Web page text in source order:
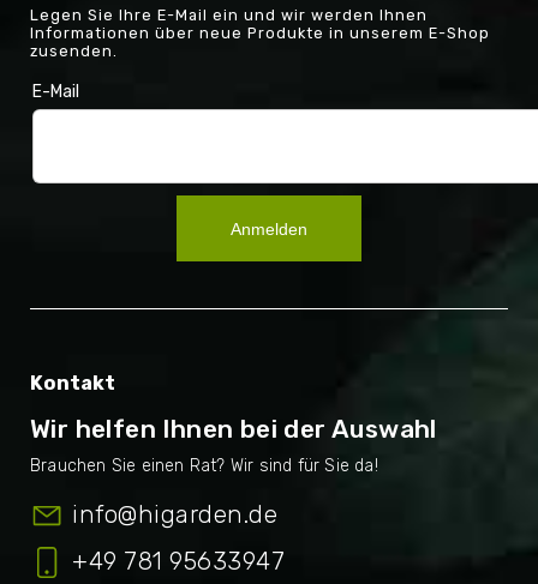
Legen Sie Ihre E-Mail ein und wir werden Ihnen
Informationen über neue Produkte in unserem E-Shop
zusenden.
E-Mail
Anmelden
Kontakt
Wir helfen Ihnen bei der Auswahl
info@higarden.de
+49 781 95633947